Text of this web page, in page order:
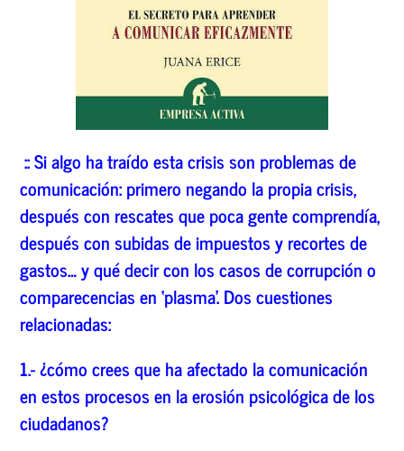
:: Si algo ha traído esta crisis son problemas de
comunicación: primero negando la propia crisis,
después con rescates que poca gente comprendía,
después con subidas de impuestos y recortes de
gastos…y quédecir con los casos de corrupción o
comparecencias en‘plasma’. Dos cuestiones
relacionadas:
1.-¿cómo crees que ha afectado la comunicación
en estos procesos en la erosión psicológica de los
ciudadanos?